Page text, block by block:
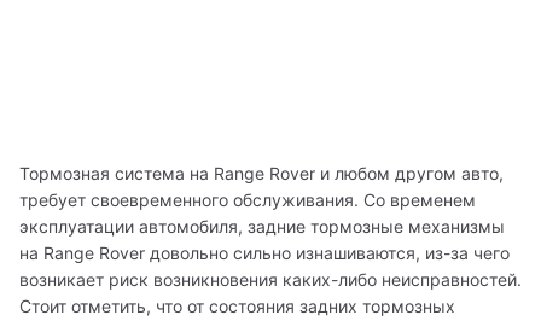
Тормозная система на Range Rover и любом другом авто,
требует своевременного обслуживания. Со временем
эксплуатации автомобиля, задние тормозные механизмы
на Range Rover довольно сильно изнашиваются, из-за чего
возникает риск возникновения каких-либо неисправностей.
Стоит отметить, что от состояния задних тормозных